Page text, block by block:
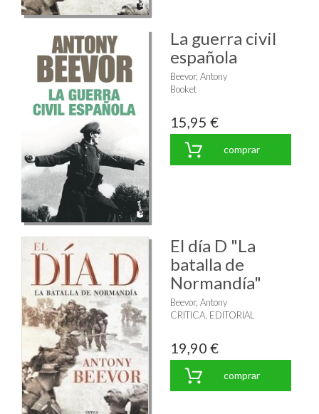
La guerra civil
española
Beevor, Antony
Booket
15,95 €
comprar
El día D "La
batalla de
Normandía"
Beevor, Antony
CRITICA, EDITORIAL
19,90 €
comprar